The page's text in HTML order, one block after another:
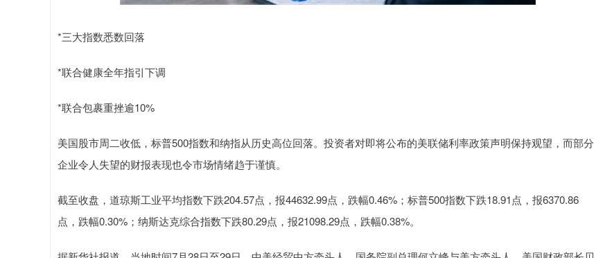
*三大指数悉数回落
*联合健康全年指引下调
*联合包裹重挫逾10%
美国股市周二收低，标普500指数和纳指从历史高位回落。投资者对即将公布的美联储利率政策声明保持观望，而部分
企业令人失望的财报表现也令市场情绪趋于谨慎。
截至收盘，道琼斯工业平均指数下跌204.57点，报44632.99点，跌幅0.46%；标普500指数下跌18.91点，报6370.86
点，跌幅0.30%；纳斯达克综合指数下跌80.29点，报21098.29点，跌幅0.38%。